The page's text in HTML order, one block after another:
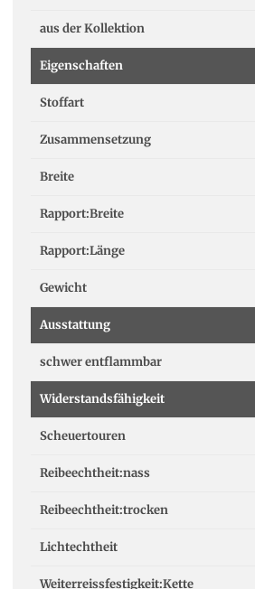
aus der Kollektion
Eigenschaften
Stoffart
Zusammensetzung
Breite
Rapport:Breite
Rapport:Länge
Gewicht
Ausstattung
schwer entflammbar
Widerstandsfähigkeit
Scheuertouren
Reibeechtheit:nass
Reibeechtheit:trocken
Lichtechtheit
Weiterreissfestigkeit:Kette